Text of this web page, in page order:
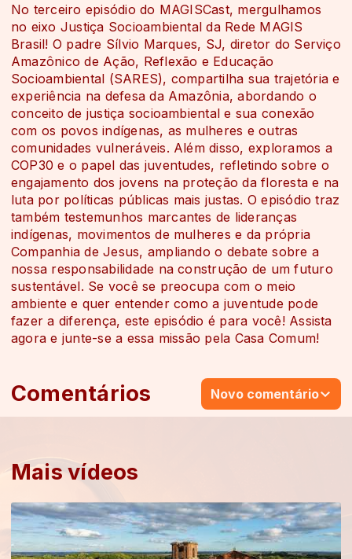
Mais vídeos
No terceiro episódio do MAGISCast, mergulhamos
no eixo Justiça Socioambiental da Rede MAGIS
Brasil! O padre Sílvio Marques, SJ, diretor do Serviço
Amazônico de Ação, Reflexão e Educação
Socioambiental (SARES), compartilha sua trajetória e
experiência na defesa da Amazônia, abordando o
conceito de justiça socioambiental e sua conexão
com os povos indígenas, as mulheres e outras
comunidades vulneráveis. Além disso, exploramos a
COP30 e o papel das juventudes, refletindo sobre o
engajamento dos jovens na proteção da floresta e na
luta por políticas públicas mais justas. O episódio traz
também testemunhos marcantes de lideranças
indígenas, movimentos de mulheres e da própria
Companhia de Jesus, ampliando o debate sobre a
nossa responsabilidade na construção de um futuro
sustentável. Se você se preocupa com o meio
ambiente e quer entender como a juventude pode
fazer a diferença, este episódio é para você! Assista
agora e junte-se a essa missão pela Casa Comum!
Comentários Novo comentário